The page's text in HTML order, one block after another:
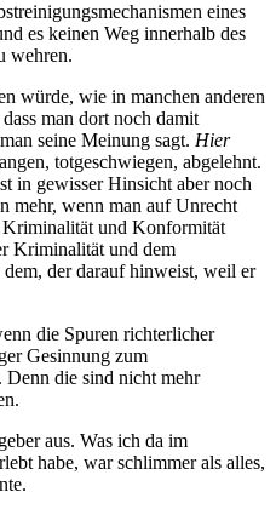
eines
es keinen Weg innerhalb des
wehren.
würde, wie in manchen anderen
man dort noch damit
seine Meinung sagt. Hier
totgeschwiegen, abgelehnt.
in gewisser Hinsicht aber noch
mehr, wenn man auf Unrecht
und Konformität
Kriminalität und dem
dem, der darauf hinweist, weil er
die Spuren richterlicher
Gesinnung zum
Denn die sind nicht mehr
aus. Was ich da im
habe, war schlimmer als alles,